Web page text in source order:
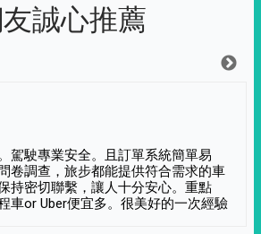
誠心推薦
駕駛專業安全。且訂單系統簡單易
卷調查，旅步都能提供符合需求的車
持密切聯繫，讓人十分安心。重點
車or Uber便宜多。很美好的一次經驗